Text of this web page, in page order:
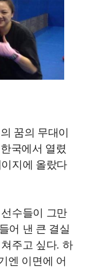
꿈의 무대이
국에서 열렸
지에 올랐다
수들이 그만
어 낸 큰 결실
주고 싶다. 하
엔 이면에 어